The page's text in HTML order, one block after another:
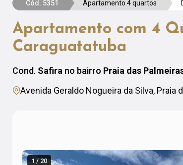
Cód. 5351 Apartamento 4 quartos
Apartamento com 4
Caraguatatuba
Cond. Safira no bairro Praia das
Avenida Geraldo Nogueira da Silva, Praia
1 / 20